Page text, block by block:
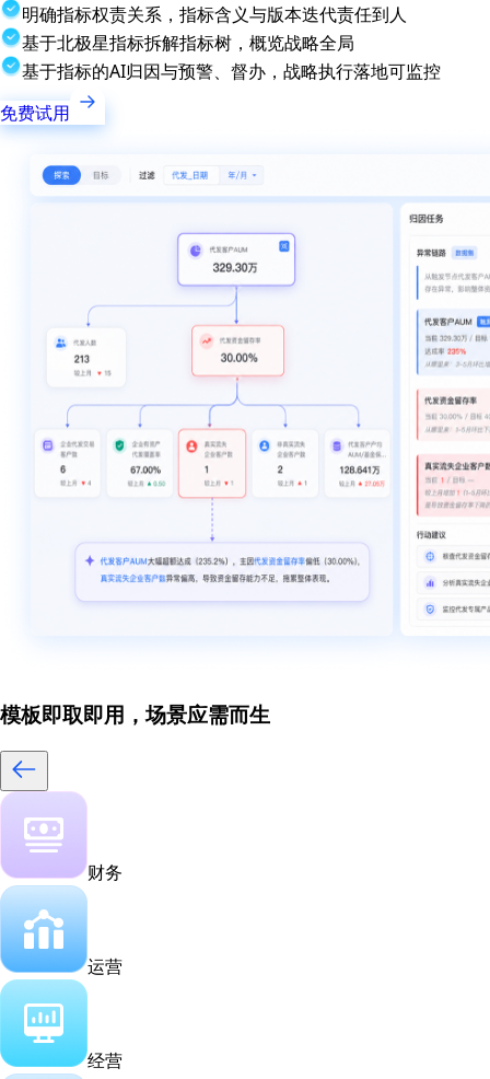
明确指标权责关系，指标含义与版本迭代责任到人
基于北极星指标拆解指标树，概览战略全局
基于指标的AI归因与预警、督办，战略执行落地可监控
免费试用
模板即取即用，场景应需而生
财务
运营
经营